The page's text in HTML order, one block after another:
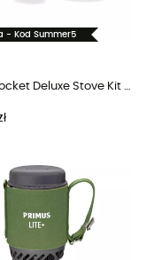
- Kod Summer5
PocketRocket Deluxe Stove Kit - Kuchenka